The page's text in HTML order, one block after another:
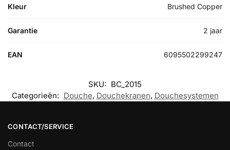
Kleur Brushed Copper
Garantie 2 jaar
EAN 6095502299247
SKU: BC_2015
Categorieën: Douche, Douchekranen, Douchesystemen
CONTACT/SERVICE
Contact